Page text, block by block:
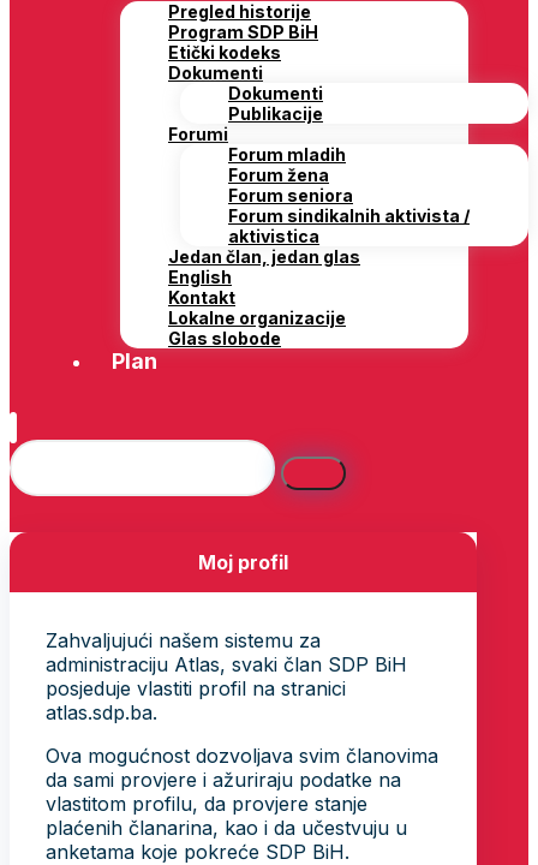
Pregled historije
Program SDP BiH
Etički kodeks
Dokumenti
Dokumenti
Publikacije
Forumi
Forum mladih
Forum žena
Forum seniora
Forum sindikalnih aktivista /
aktivistica
Jedan član, jedan glas
English
Kontakt
Lokalne organizacije
Glas slobode
Plan
Moj profil
Zahvaljujući našem sistemu za
administraciju Atlas, svaki član SDP BiH
posjeduje vlastiti profil na stranici
atlas.sdp.ba.
Ova mogućnost dozvoljava svim članovima
da sami provjere i ažuriraju podatke na
vlastitom profilu, da provjere stanje
plaćenih članarina, kao i da učestvuju u
anketama koje pokreće SDP BiH.